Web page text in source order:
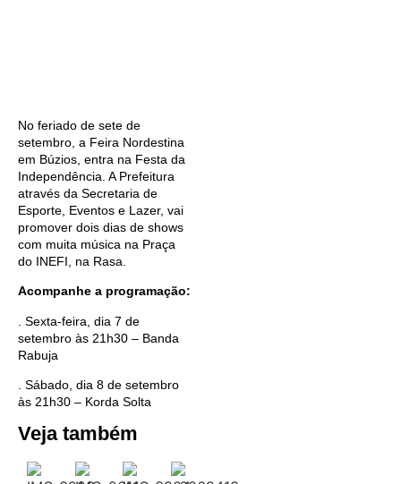
No feriado de sete de
setembro, a Feira Nordestina
em Búzios, entra na Festa da
Independência. A Prefeitura
através da Secretaria de
Esporte, Eventos e Lazer, vai
promover dois dias de shows
com muita música na Praça
do INEFI, na Rasa.
Acompanhe a programação:
. Sexta-feira, dia 7 de
setembro às 21h30 – Banda
Rabuja
. Sábado, dia 8 de setembro
às 21h30 – Korda Solta
Veja também